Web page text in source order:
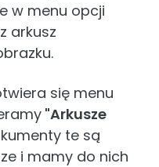
w menu opcji
arkusz
się menu
"Arkusze
te są
i mamy do nich